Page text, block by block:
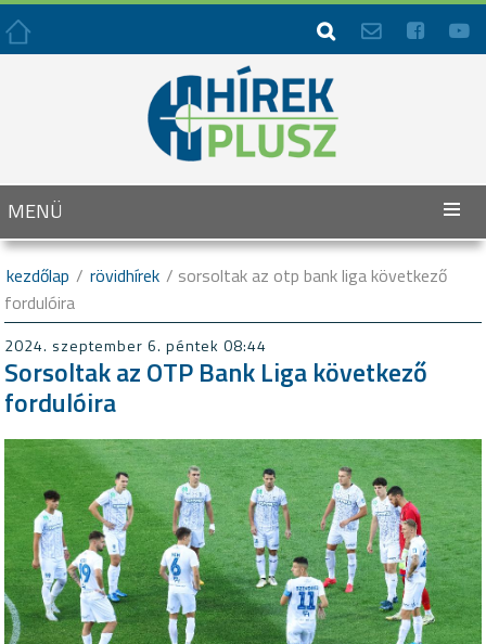
   
MENÜ
kezdőlap / rövidhírek / sorsoltak az otp bank liga következő
fordulóira
2024. szeptember 6. péntek 08:44
Sorsoltak az OTP Bank Liga következő
fordulóira